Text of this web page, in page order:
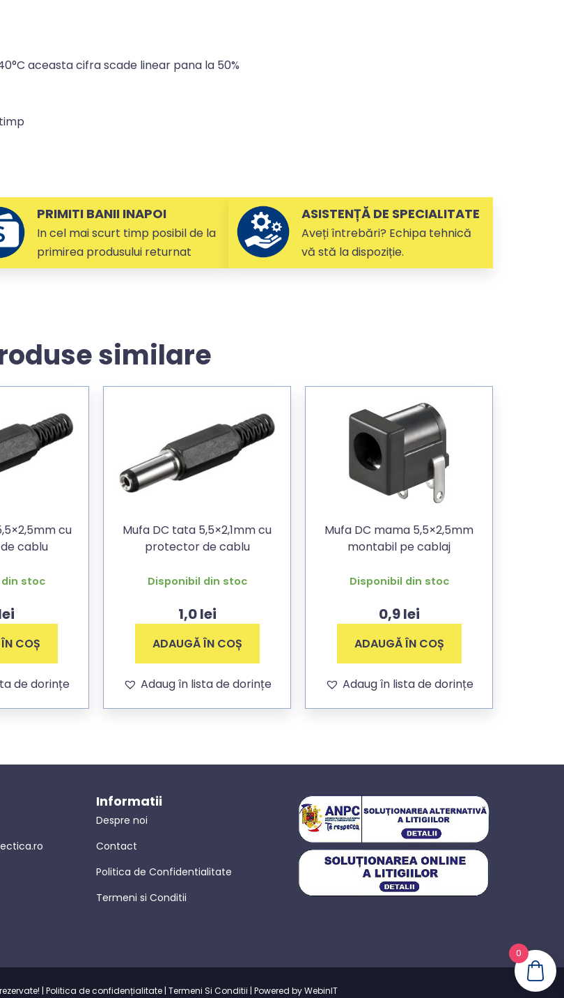
aceasta cifra scade linear pana la 50%
PRIMITI BANII INAPOI
In cel mai scurt timp posibil de la
primirea produsului returnat
ASISTENȚĂ DE SPECIALITATE
Aveți întrebări? Echipa tehnică
vă stă la dispoziție.
similare
cu
cablu
stoc
COȘ
de dorințe
Mufa DC tata 5,5×2,1mm cu
protector de cablu
Disponibil din stoc
1,0lei
ADAUGĂ ÎN COȘ
Adaug în lista de dorințe
Mufa DC mama 5,5×2,5mm
montabil pe cablaj
Disponibil din stoc
0,9lei
ADAUGĂ ÎN COȘ
Adaug în lista de dorințe
Informatii
Despre noi
Contact
Politica de Confidentialitate
Termeni si Conditii
| Politica de confidențialitate| Termeni Si Conditii | Powered by WebinIT
0